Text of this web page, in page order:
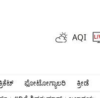
AQI
ಫೋಟೋಗ್ಯಾಲರಿ
ಕ್ರೀಡೆ